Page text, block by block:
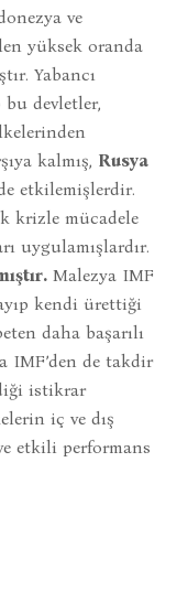
ve
yüksek oranda
Yabancı
bu devletler,
kalmış, Rusya
etkilemişlerdir.
krizle mücadele
uygulamışlardır.
Malezya IMF
kendi ürettiği
daha başarılı
IMF’den de takdir
istikrar
iç ve dış
etkili performans